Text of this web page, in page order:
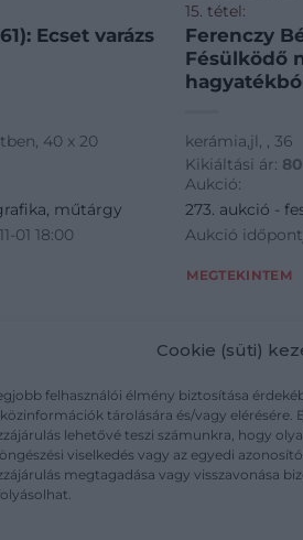
Cookie (süti)
felhasználói élmény biztosítása
tárolására és/vagy elérésére.
lehetővé teszi számunkra, hogy
viselkedés vagy az egyedi
megtagadása vagy visszavonása
Ecset varázs
40 x 20
műtárgy
01 18:00
15. tétel:
Ferenczy
Fésülködő
kerámia,jl, , 36
Kikiáltási ár:
Aukció:
273. aukció -
Aukció
MEGTEKINTEM
adatkezelesi-tajekoztato/